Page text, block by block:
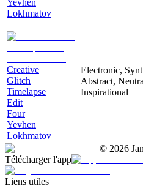
Lokhmatov
Creative
Glitch
Timelapse
Edit
Four
Yevhen
Lokhmatov
Electronic,
Abstract,
Inspirational
© 2026
Télécharger l'app
Liens utiles